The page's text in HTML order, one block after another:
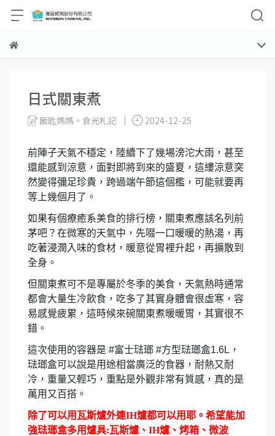
日式關東煮
飯匙媽媽。食光札記 2024-12-25
前陣子天氣不穩定，陸續下了幾場滂沱大雨，甚至
還能感到涼意，面對即將到來的盛夏，這縷涼意突
然變得彌足珍貴，跨過端午節這個檻，可能就要再
等上幾個月了。
如果有個療癒系美食的排行榜，關東煮應該名列前
茅吧？在微寒的天氣中，先啜一口暖暖的熱湯，再
吃著浸潤入味的食材，暖意從胃裡升起，再擴散到
全身。
但關東煮可不是專屬於冬季的美食，天氣熱時通常
都會大量生冷飲食，吃多了其實身體會很虛寒，容
易感覺疲累，這時候來碗關東煮暖暖胃，其實很不
錯。
這次使用的容器是 #富士琺瑯 #方型琺瑯盒1.6L ，
琺瑯盒可以說是用途相當廣泛的食器，耐熱又耐
冷，重量又輕巧，重點是外觀非常有質感，真的是
萬用又百搭。
除了可以用瓦斯爐外連IH爐都可以用耶。希望能加
強琺瑯盒多用爐具:瓦斯爐、 IH爐、烤箱、微波